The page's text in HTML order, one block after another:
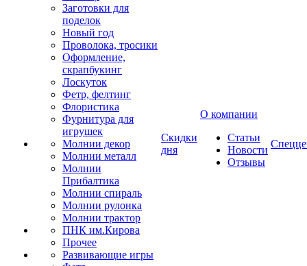
Заготовки для
поделок
Новый год
Проволока, тросики
Оформление,
скрапбукинг
Лоскуток
Фетр, фелтинг
Флористика
Фурнитура для
игрушек
Молнии декор
Молнии металл
Молнии
Прибалтика
Молнии спираль
Молнии рулонка
Молнии трактор
ПНК им.Кирова
Прочее
Развивающие игры
Скидки
дня
О компании
Статьи
Новости
Отзывы